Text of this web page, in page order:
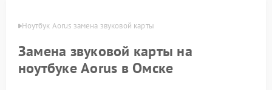
Ноутбук Aorus замена звуковой карты
Замена звуковой карты на
ноутбуке Aorus в Омске